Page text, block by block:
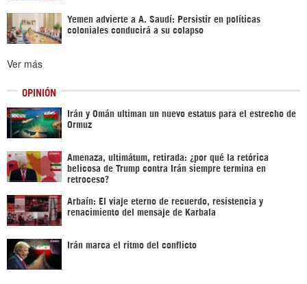
Yemen advierte a A. Saudí: Persistir en políticas
coloniales conducirá a su colapso
Ver más
OPINIÓN
Irán y Omán ultiman un nuevo estatus para el estrecho de
Ormuz
Amenaza, ultimátum, retirada: ¿por qué la retórica
belicosa de Trump contra Irán siempre termina en
retroceso?
Arbaín: El viaje eterno de recuerdo, resistencia y
renacimiento del mensaje de Karbala
Irán marca el ritmo del conflicto